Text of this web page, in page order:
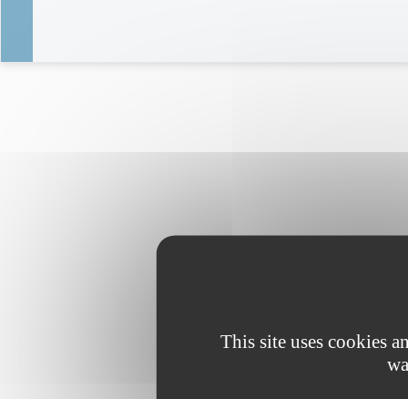
This site uses cookies